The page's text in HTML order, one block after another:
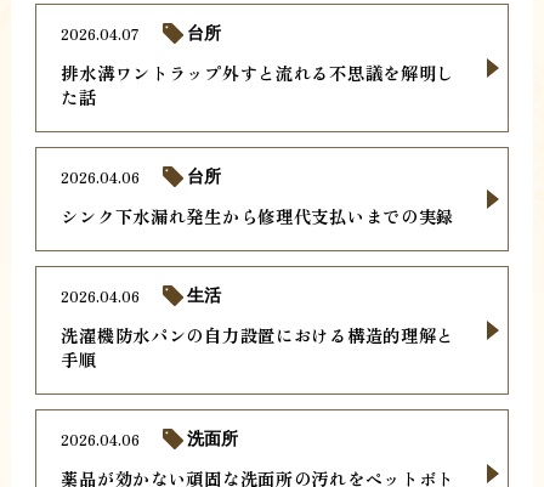
排水溝ワントラップ外すと流れる不思議を解明し
た話
2026.04.07 台所
シンク下水漏れ発生から修理代支払いまでの実録
2026.04.06 台所
洗濯機防水パンの自力設置における構造的理解と
手順
2026.04.06 生活
薬品が効かない頑固な洗面所の汚れをペットボト
2026.04.06 洗面所